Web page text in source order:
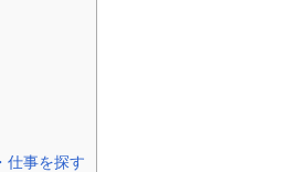
仕事を探す